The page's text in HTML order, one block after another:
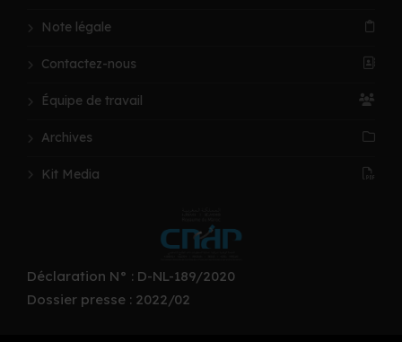
Note légale
Contactez-nous
Équipe de travail
Archives
Kit Media
Déclaration N° : D-NL-189/2020
Dossier presse : 2022/02